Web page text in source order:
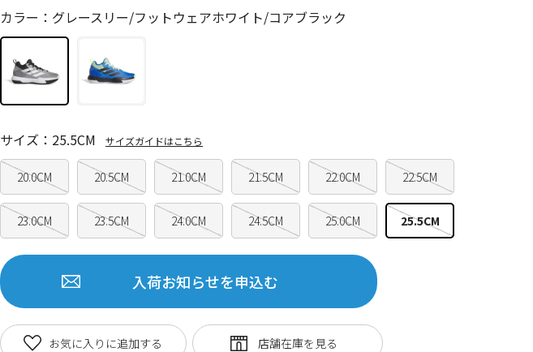
カラー：グレースリー/フットウェアホワイト/コアブラック
20.0CM 20.5CM 21.0CM 21.5CM 22.0CM 22.5CM
23.0CM 23.5CM 24.0CM 24.5CM 25.0CM 25.5CM
サイズ：25.5CM サイズガイドはこちら
入荷お知らせを申込む
お気に入りに追加する